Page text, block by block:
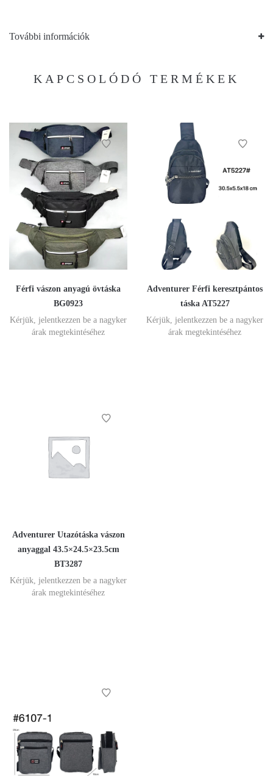
További információk
KAPCSOLÓDÓ TERMÉKEK
Férfi vászon anyagú övtáska
BG0923
Kérjük, jelentkezzen be a nagyker
árak megtekintéséhez
Adventurer Férfi keresztpántos
táska AT5227
Kérjük, jelentkezzen be a nagyker
árak megtekintéséhez
Adventurer Utazótáska vászon
anyaggal 43.5×24.5×23.5cm
BT3287
Kérjük, jelentkezzen be a nagyker
árak megtekintéséhez